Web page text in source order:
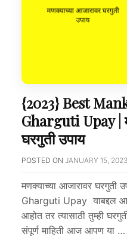
{2023} Best
Gharguti Upay |
घरगुती उपाय
POSTED ON JANUARY 15, 2023
मणक्याच्या आजारावर
Gharguti Upay याबद्दल
आहोत तर त्यासाठी तुम्ही
संपूर्ण माहिती आज आपण या …